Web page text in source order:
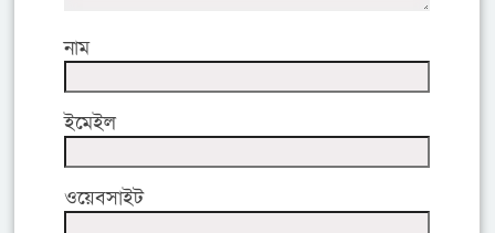
নাম
ইমেইল
ওয়েবসাইট